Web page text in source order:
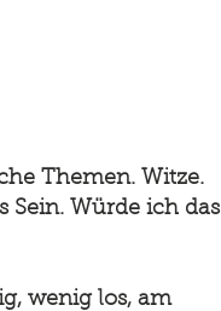
Themen. Witze.
Sein. Würde ich das
wenig los, am